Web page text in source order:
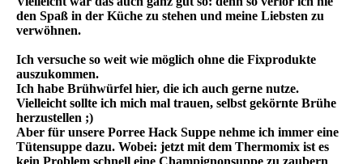
den Spaß in der Küche zu stehen und meine Liebsten zu
verwöhnen.
Ich versuche so weit wie möglich ohne die Fixprodukte
auszukommen.
Ich habe Brühwürfel hier, die ich auch gerne nutze.
Vielleicht sollte ich mich mal trauen, selbst gekörnte Brühe
herzustellen ;)
Aber für unsere Porree Hack Suppe nehme ich immer eine
Tütensuppe dazu. Wobei: jetzt mit dem Thermomix ist es